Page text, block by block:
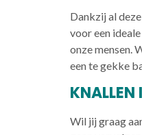
Dankzij al
voor een
onze mensen.
een te gekke
KNALLEN
Wil jij graag